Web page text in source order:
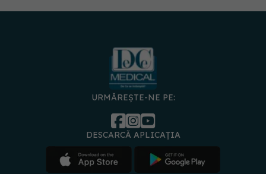
URMĂREȘTE-NE PE:
DESCARCĂ APLICAȚIA